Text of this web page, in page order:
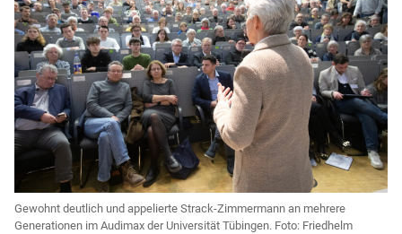
Gewohnt deutlich und appelierte Strack-Zimmermann an mehrere
Generationen im Audimax der Universität Tübingen. Foto: Friedhelm